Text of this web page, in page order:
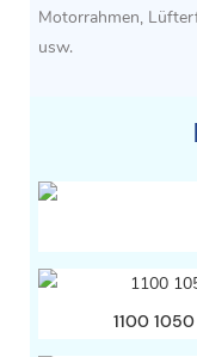
Motorrahmen,
usw.
1100